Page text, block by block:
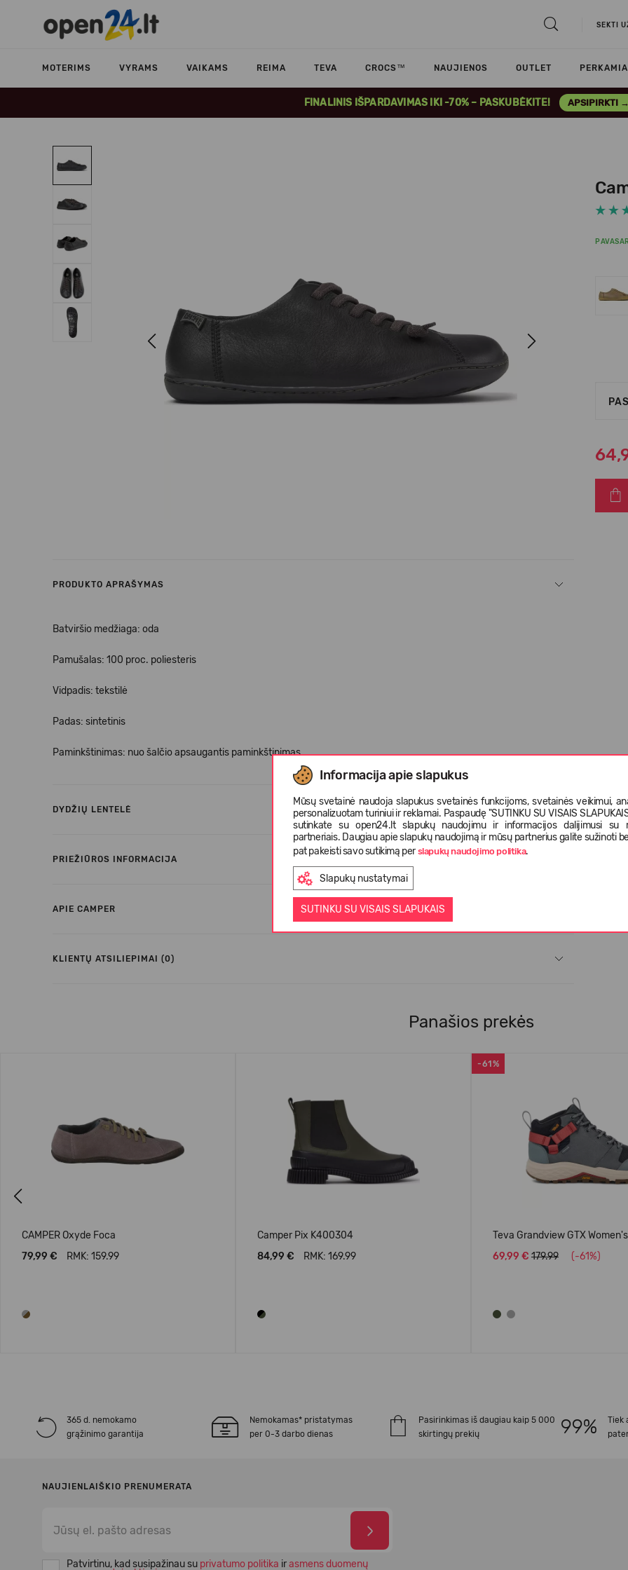
SEKTI
MOTERIMS VYRAMS VAIKAMS REIMA TEVA CROCS™ NAUJIENOS OUTLET
FINALINIS IŠPARDAVIMAS IKI -70% – PASKUBĖKITE! APSIPIRKTI →
Informacija apie slapukus
Mūsų svetainė naudoja slapukus svetainės funkcijoms, svetainės veikimui,
personalizuotam turiniui ir reklamai. Paspaudę "SUTINKU SU VISAIS
sutinkate su open24.lt slapukų naudojimu ir informacijos dalijimusi su
partneriais. Daugiau apie slapukų naudojimą ir mūsų partnerius galite sužinoti
pat pakeisti savo sutikimą per slapukų naudojimo politika.
Slapukų nustatymai
SUTINKU SU VISAIS SLAPUKAIS
Previous Next
PRODUKTO APRAŠYMAS
Batviršio medžiaga: oda
Pamušalas: 100 proc. poliesteris
Vidpadis: tekstilė
Padas: sintetinis
Paminkštinimas: nuo šalčio apsaugantis paminkštinimas
DYDŽIŲ LENTELĖ
PRIEŽIŪROS INFORMACIJA
APIE CAMPER
KLIENTŲ ATSILIEPIMAI (0)
Panašios prekės
CAMPER Oxyde Foca
79,99 €
RMK: 159.99
Camper Pix K400304
84,99 €
RMK: 169.99
-61%
Teva Grandview GTX Women's
69,99 € 179.99 (-61%)
365 d. nemokamo
grąžinimo garantija
Nemokamas* pristatymas
per 0-3 darbo dienas
Pasirinkimas iš daugiau kaip 5 000
skirtingų prekių
Tiek
NAUJIENLAIŠKIO PRENUMERATA
Patvirtinu, kad susipažinau su privatumo politika irasmens duomenų